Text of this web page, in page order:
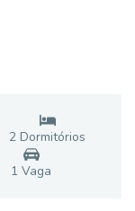
2 Dormitórios
1 Vaga